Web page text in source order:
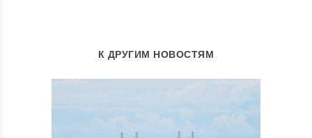
К ДРУГИМ НОВОСТЯМ